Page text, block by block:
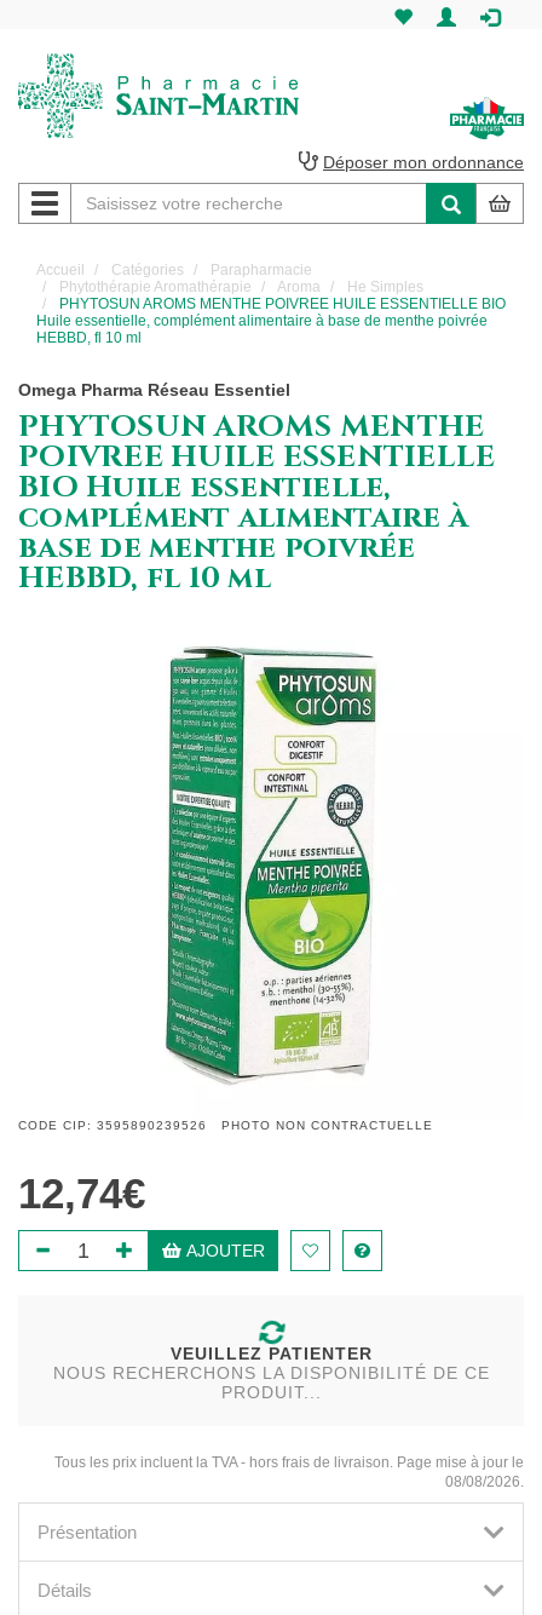
Martin
Pharmacie
Saint-
Martin
Déposer mon ordonnance
Navigation
Accueil Catégories
Parapharmacie
Phytothérapie Aromathérapie
Aroma
He Simples
PHYTOSUN AROMS MENTHE POIVREE HUILE ESSENTIELLE BIO
Huile essentielle, complément alimentaire à base de menthe poivrée
HEBBD, fl 10 ml
Omega Pharma Réseau Essentiel
PHYTOSUN AROMS MENTHE
POIVREE HUILE ESSENTIELLE
BIO Huile essentielle,
complément alimentaire à
base de menthe poivrée
HEBBD, fl 10 ml
CODE CIP: 3595890239526 PHOTO NON CONTRACTUELLE
12,74€
AJOUTER
VEUILLEZ PATIENTER
NOUS RECHERCHONS LA DISPONIBILITÉ DE CE
PRODUIT...
Tous les prix incluent la TVA - hors frais de livraison. Page mise à jour le
08/08/2026.
Présentation
Détails